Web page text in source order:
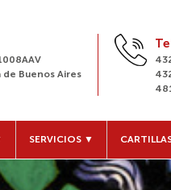
Buenos Aires
SERVICIOS ▼